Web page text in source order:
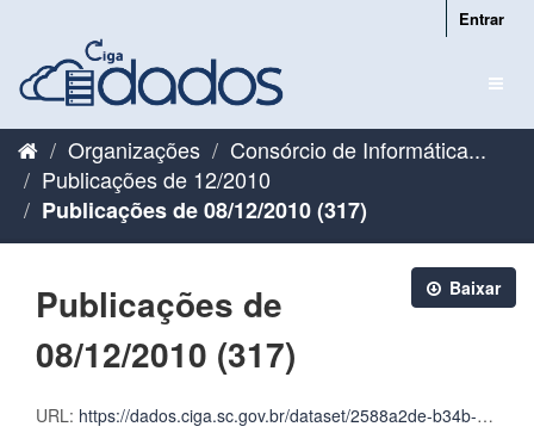
conteúdo
Entrar
Organizações
Consórcio de Informática...
Publicações de 12/2010
Publicações de 08/12/2010 (317)
Baixar
Publicações de
08/12/2010 (317)
URL: https://dados.ciga.sc.gov.br/dataset/2588a2de-b34b-4a0e-a91f-f060569d6059/resource/5ea1d269-b325-4090-8cfa-2a5f5c363244/download/cigadados_publicacoes_2010_12_08.zip